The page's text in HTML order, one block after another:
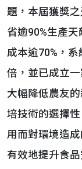
題，本屆獲獎
省逾90%生產
成本逾70%，
倍，並已成立
大幅降低農友
培技術的選擇
用而對環境造
有效地提升食